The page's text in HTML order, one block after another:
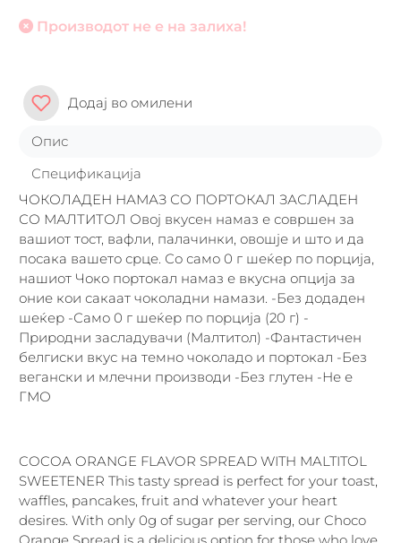
Производот не е на залиха!
Додај во омилени
Опис
Спецификација
ЧОКОЛАДЕН НАМАЗ СО ПОРТОКАЛ ЗАСЛАДЕН
СО МАЛТИТОЛ Овој вкусен намаз е совршен за
вашиот тост, вафли, палачинки, овошје и што и да
посака вашето срце. Со само 0 г шеќер по порција,
нашиот Чоко портокал намаз е вкусна опција за
оние кои сакаат чоколадни намази. -Без додаден
шеќер -Само 0 г шеќер по порција (20 г) -
Природни засладувачи (Малтитол) -Фантастичен
белгиски вкус на темно чоколадо и портокал -Без
вегански и млечни производи -Без глутен -Не е
ГМО
COCOA ORANGE FLAVOR SPREAD WITH MALTITOL
SWEETENER This tasty spread is perfect for your toast,
waffles, pancakes, fruit and whatever your heart
desires. With only 0g of sugar per serving, our Choco
Orange Spread is a delicious option for those who love